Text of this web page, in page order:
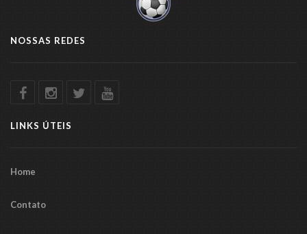
NOSSAS REDES
LINKS ÚTEIS
Home
Contato